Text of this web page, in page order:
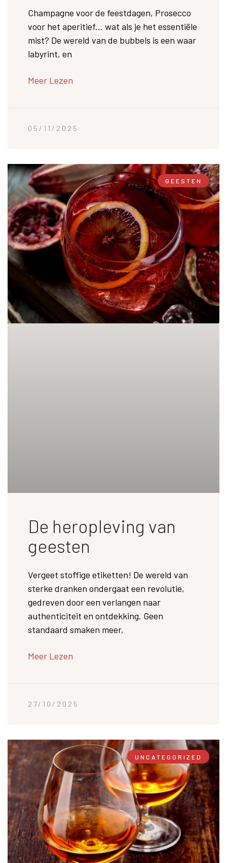
Champagne voor de feestdagen, Prosecco
voor het aperitief... wat als je het essentiële
mist? De wereld van de bubbels is een waar
labyrint, en
Meer Lezen
05/11/2025
GEESTEN
De heropleving van
geesten
Vergeet stoffige etiketten! De wereld van
sterke dranken ondergaat een revolutie,
gedreven door een verlangen naar
authenticiteit en ontdekking. Geen
standaard smaken meer,
Meer Lezen
27/10/2025
UNCATEGORIZED